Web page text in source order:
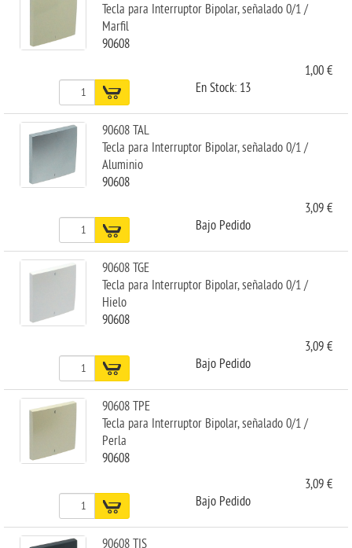
Tecla para Interruptor Bipolar, señalado 0/1 /
Marfil
90608
1,00 €
En Stock: 13
90608 TAL
Tecla para Interruptor Bipolar, señalado 0/1 /
Aluminio
90608
3,09 €
Bajo Pedido
90608 TGE
Tecla para Interruptor Bipolar, señalado 0/1 /
Hielo
90608
3,09 €
Bajo Pedido
90608 TPE
Tecla para Interruptor Bipolar, señalado 0/1 /
Perla
90608
3,09 €
Bajo Pedido
90608 TIS